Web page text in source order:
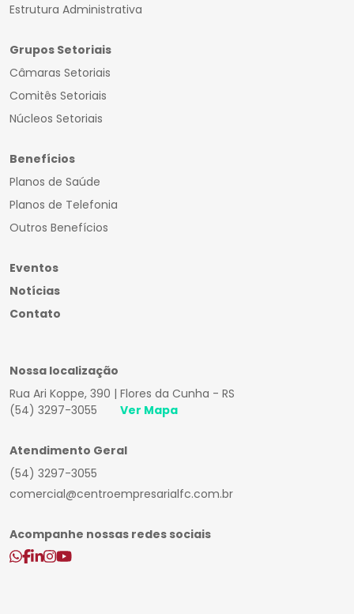
Estrutura Administrativa
Grupos Setoriais
Câmaras Setoriais
Comitês Setoriais
Núcleos Setoriais
Benefícios
Planos de Saúde
Planos de Telefonia
Outros Benefícios
Eventos
Notícias
Contato
Nossa localização
Rua Ari Koppe, 390 | Flores da Cunha - RS
(54) 3297-3055
Ver Mapa
Atendimento Geral
(54) 3297-3055
comercial@centroempresarialfc.com.br
Acompanhe nossas redes sociais